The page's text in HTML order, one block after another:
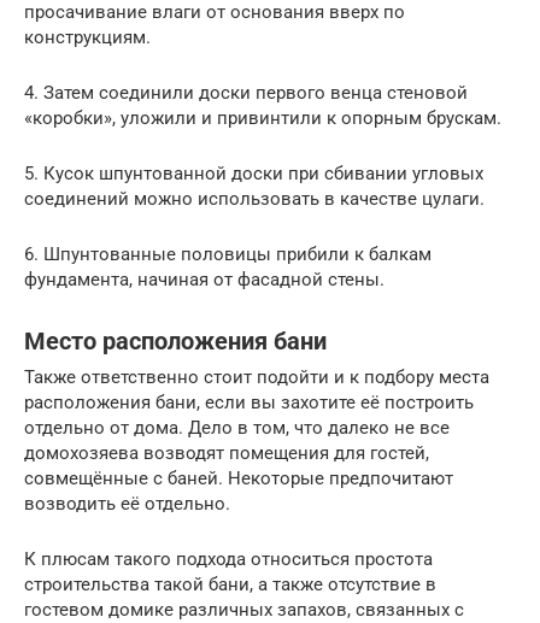
просачивание влаги от основания вверх по
конструкциям.
4. Затем соединили доски первого венца стеновой
«коробки», уложили и привинтили к опорным брускам.
5. Кусок шпунтованной доски при сбивании угловых
соединений можно использовать в качестве цулаги.
6. Шпунтованные половицы прибили к балкам
фундамента, начиная от фасадной стены.
Место расположения бани
Также ответственно стоит подойти и к подбору места
расположения бани, если вы захотите её построить
отдельно от дома. Дело в том, что далеко не все
домохозяева возводят помещения для гостей,
совмещённые с баней. Некоторые предпочитают
возводить её отдельно.
К плюсам такого подхода относиться простота
строительства такой бани, а также отсутствие в
гостевом домике различных запахов, связанных с